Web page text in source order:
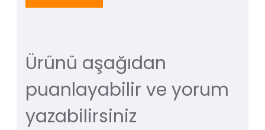
Ürünü aşağıdan
puanlayabilir ve yorum
yazabilirsiniz